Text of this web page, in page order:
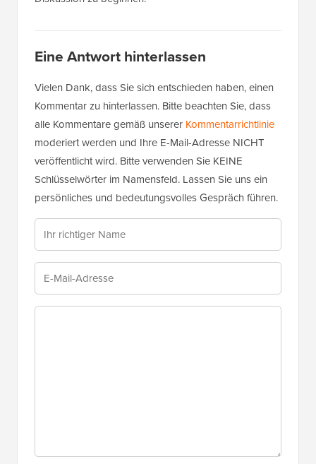
Eine Antwort hinterlassen
Vielen Dank, dass Sie sich entschieden haben, einen
Kommentar zu hinterlassen. Bitte beachten Sie, dass
alle Kommentare gemäß unserer Kommentarrichtlinie
moderiert werden und Ihre E-Mail-Adresse NICHT
veröffentlicht wird. Bitte verwenden Sie KEINE
Schlüsselwörter im Namensfeld. Lassen Sie uns ein
persönliches und bedeutungsvolles Gespräch führen.